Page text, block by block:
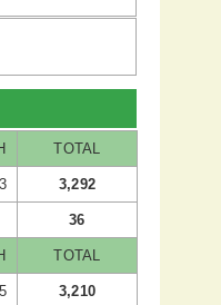
TOTAL
3,292
36
TOTAL
3,210